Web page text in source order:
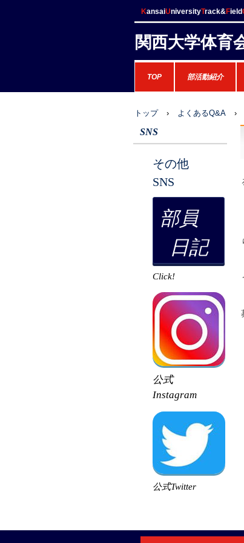
KansaiUniversityTrack&Field
関西大学体育
TOP 部活動紹介
トップ › よくあるQ&A ›
SNS
その他
SNS
部員
日記
Click!
公式
Instagram
公式Twitter